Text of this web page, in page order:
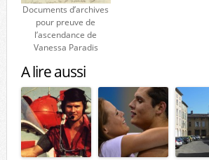
Documents d’archives
pour preuve de
l’ascendance de
Vanessa Paradis
A lire aussi